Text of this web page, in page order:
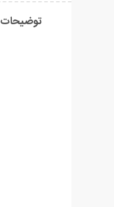
توضیحات